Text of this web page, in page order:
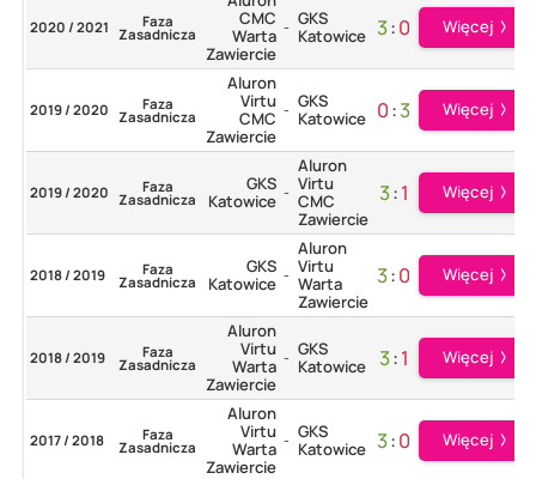
2020 / 2021 Faza
Zasadnicza
CMC
Warta
Zawiercie
- GKS
Katowice 3:0 Więcej
2019 / 2020 Faza
Zasadnicza
Aluron
Virtu
CMC
Zawiercie
- GKS
Katowice 0:3 Więcej
2019 / 2020 Faza
Zasadnicza
GKS
Katowice -
Aluron
Virtu
CMC
Zawiercie
3:1 Więcej
2018 / 2019 Faza
Zasadnicza
GKS
Katowice -
Aluron
Virtu
Warta
Zawiercie
3:0 Więcej
2018 / 2019 Faza
Zasadnicza
Aluron
Virtu
Warta
Zawiercie
- GKS
Katowice
3:1 Więcej
2017 / 2018 Faza
Zasadnicza
Aluron
Virtu
Warta
Zawiercie
- GKS
Katowice 3:0 Więcej